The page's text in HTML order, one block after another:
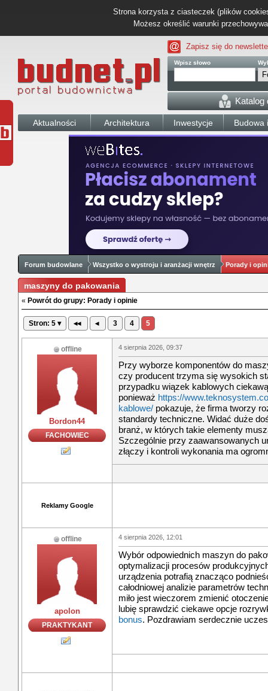
Strona korzysta z ciasteczek (plików
Możesz określić warunki
Zapisz się do
Wpisz słowo
Katalog
Aktualności Architektura Inwestycje Budowa
Forum budowlane Wszystko o wystroju i aranżacji wnętrz Porady i
maszyny do pakowania
« Powrót do grupy: Porady i opinie
Stron: 5 ▾ ◂◂ ◂ 3 4 5
offline
Bordon44
FACHOWIEC
4 sierpnia 2026, 09:37
Przy wyborze komponentów do
czy producent trzyma się wysokich
przypadku wiązek kablowych
ponieważ https://
kablowe/ pokazuje, że firma tworzy
standardy techniczne. Widać duże
branż, w których takie elementy
Szczególnie przy zaawansowanych
złączy i kontroli wykonania ma
Reklamy Google
offline
apolon
PRAKTYKANT
4 sierpnia 2026, 12:01
Wybór odpowiednich maszyn do
optymalizacji procesów
urządzenia potrafią znacząco
całodniowej analizie parametrów
miło jest wieczorem zmienić
lubię sprawdzić ciekawe opcje
bonus. Pozdrawiam serdecznie